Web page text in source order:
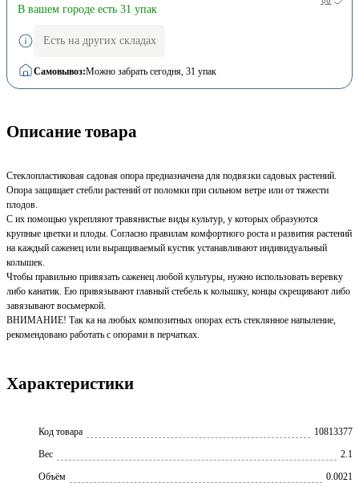
В вашем городе есть 31 упак
Есть на других складах
Самовывоз:Можно забрать сегодня , 31 упак
Описание товара
Стеклопластиковая садовая опора предназначена для подвязки садовых растений.
Опора защищает стебли растений от поломки при сильном ветре или от тяжести
плодов.
С их помощью укрепляют травянистые виды культур, у которых образуются
крупные цветки и плоды. Согласно правилам комфортного роста и развития растений
на каждый саженец или выращиваемый кустик устанавливают индивидуальный
колышек.
Чтобы правильно привязать саженец любой культуры, нужно использовать веревку
либо канатик. Ею привязывают главный стебель к колышку, концы скрещивают либо
завязывают восьмеркой.
ВНИМАНИЕ! Так ка на любых композитных опорах есть стеклянное напыление,
рекомендовано работать с опорами в перчатках.
Характеристики
Код товара
10813377
Вес
2.1
Объём
0.0021